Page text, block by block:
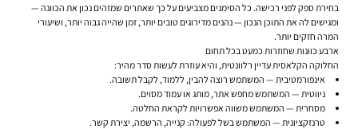
בחירת ספק לפני רכישה. כל הסימנים מצביעים על כך שאתרים שמזהים נכון את הכוונה —
ומגישים לה את התוכן הנכון — נהנים מדירוגים טובים יותר, זמן שהייה גבוה יותר, ושיעורי
המרה חזקים יותר.
ארבע כוונות שחוזרות כמעט בכל תחום
החלוקה הקלאסית עדיין רלוונטית, והיא עוזרת לעשות סדר מהיר:
אינפורמטיבית — המשתמש רוצה להבין, ללמוד, לקבל תשובה.
ניווטית — המשתמש מחפש אתר, מותג או עמוד מסוים.
מסחרית — המשתמש משווה אפשרויות לקראת החלטה.
טרנזקציונית — המשתמש בשל לפעולה: קנייה, הרשמה, יצירת קשר.